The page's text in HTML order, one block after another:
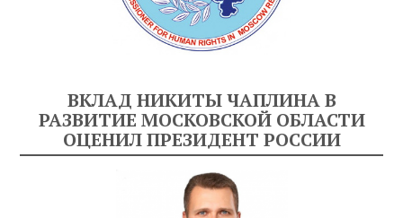
ВКЛАД НИКИТЫ ЧАПЛИНА В
РАЗВИТИЕ МОСКОВСКОЙ ОБЛАСТИ
ОЦЕНИЛ ПРЕЗИДЕНТ РОССИИ